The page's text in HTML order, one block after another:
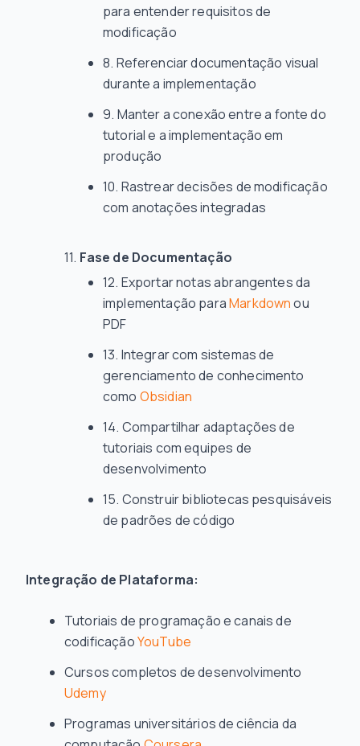
para entender requisitos de
modificação
Referenciar documentação visual
durante a implementação
Manter a conexão entre a fonte do
tutorial e a implementação em
produção
Rastrear decisões de modificação
com anotações integradas
Fase de Documentação
Exportar notas abrangentes da
implementação paraMarkdownou
PDF
Integrar com sistemas de
gerenciamento de conhecimento
como Obsidian
Compartilhar adaptações de
tutoriais com equipes de
desenvolvimento
Construir bibliotecas pesquisáveis
de padrões de código
Integração de Plataforma:
Tutoriais de programação e canais de
codificaçãoYouTube
Cursos completos de desenvolvimento
Udemy
Programas universitários de ciência da